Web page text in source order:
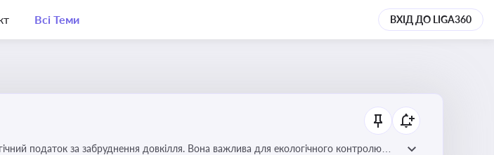
Всі Теми ВХІД ДО LIGA360
податок за забруднення довкілля. Вона важлива для екологічного контролю